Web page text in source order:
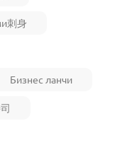
刺身
Бизнес ланчи